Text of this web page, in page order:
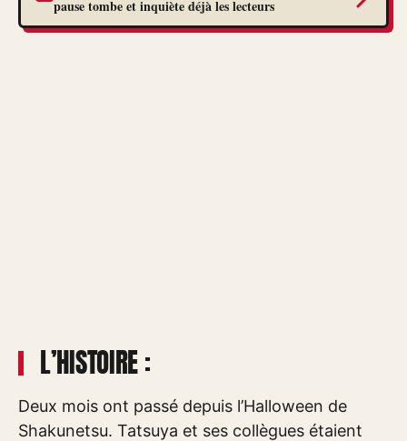
pause tombe et inquiète déjà les lecteurs
L’HISTOIRE :
Deux mois ont passé depuis l’Halloween de
Shakunetsu. Tatsuya et ses collègues étaient